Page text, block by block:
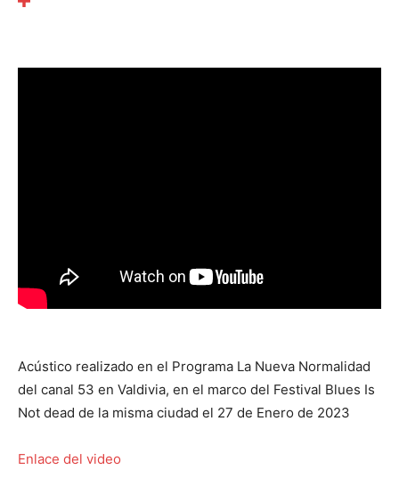
Acústico realizado en el Programa La Nueva Normalidad
del canal 53 en Valdivia, en el marco del Festival Blues Is
Not dead de la misma ciudad el 27 de Enero de 2023
Enlace del video